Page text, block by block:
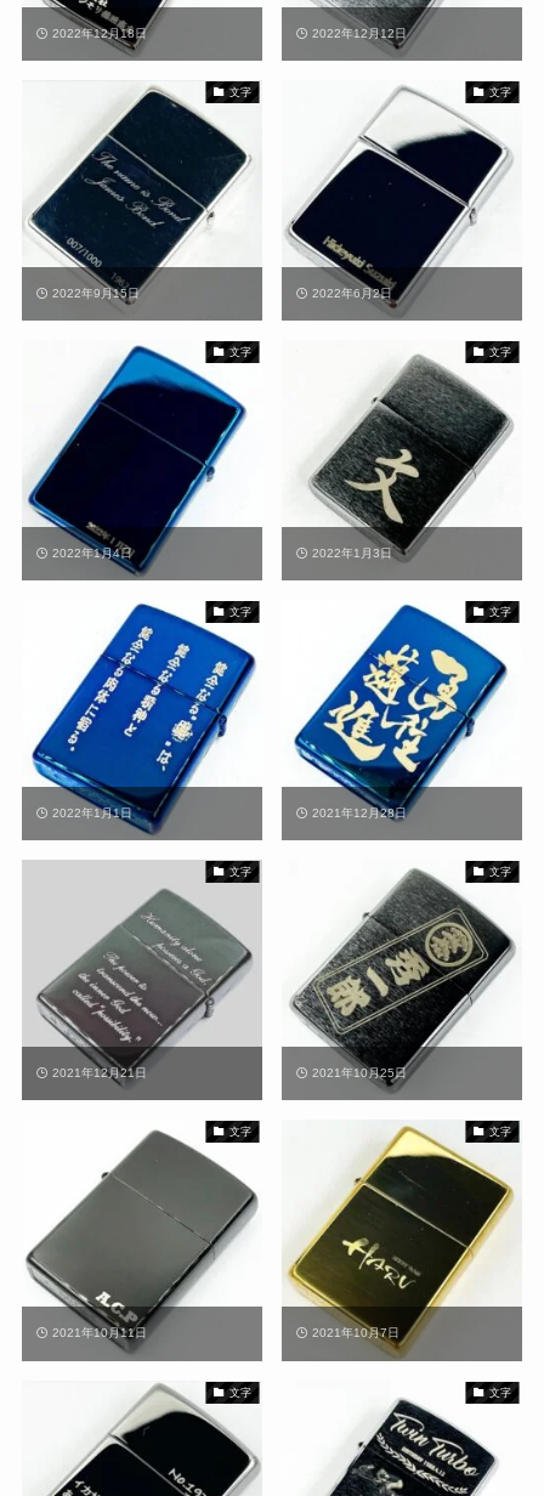
2022年12月18日 2022年12月12日
文字
2022年9月15日
文字
2022年6月2日
文字
2022年1月4日
文字
2022年1月3日
文字
2022年1月1日
文字
2021年12月28日
文字
2021年12月21日
文字
2021年10月25日
文字
2021年10月11日
文字
2021年10月7日
文字 文字